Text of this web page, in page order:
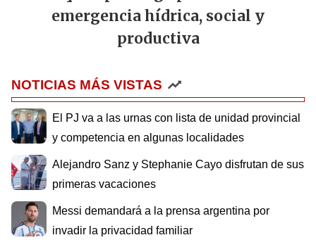
emergencia hídrica, social y
productiva
NOTICIAS MÁS VISTAS
El PJ va a las urnas con lista de unidad provincial
y competencia en algunas localidades
Alejandro Sanz y Stephanie Cayo disfrutan de sus
primeras vacaciones
Messi demandará a la prensa argentina por
invadir la privacidad familiar